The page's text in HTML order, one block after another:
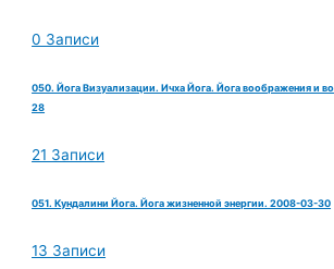
0 Записи
050. Йога Визуализации. Ичха Йога. Йога воображения и
28
21 Записи
051. Кундалини Йога. Йога жизненной энергии. 2008-03-30
13 Записи